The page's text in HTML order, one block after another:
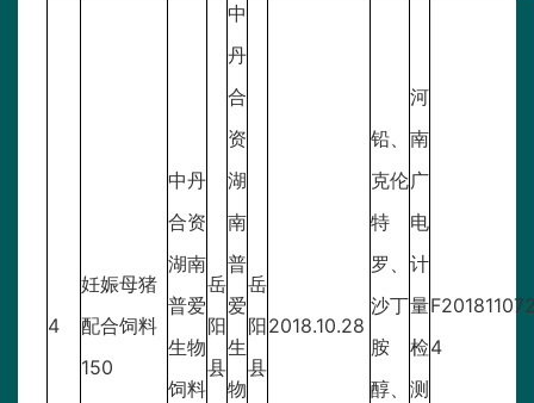
4
妊娠母猪
配合饲料
150
中丹
合资
湖南
普爱
生物
饲料
岳
阳
县
中
丹
合
资
湖
南
普
爱
生
物
岳
阳
县
2018.10.28
铅、
克伦
特
罗、
沙丁
胺
醇、
河
南
广
电
计
量
检
测
4